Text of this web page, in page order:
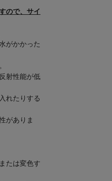
ので、サイ
がかかった
射性能が低
れたりする
がありま
たは変色す